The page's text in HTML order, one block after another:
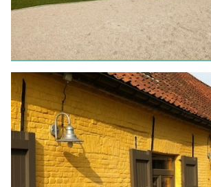
VAKANTIEWONING
Hauwaertshoeve
LEES MEER